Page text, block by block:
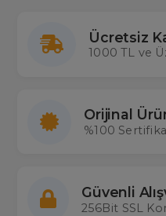
Ücretsiz
1000 TL ve
Orijinal
%100
Güvenli
256Bit SSL